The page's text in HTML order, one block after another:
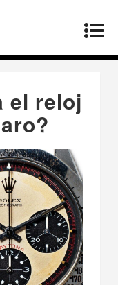
¿Cuánto cuesta
el reloj